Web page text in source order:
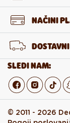
Vračilo in
Odstop od
O nas
Veleprodaja
NAČINI
SLEDI NAM:
© 2011 - 2026